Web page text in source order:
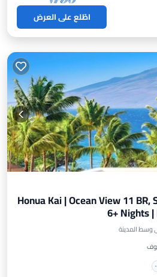
اطّلع على العرض
Honua Kai | Ocean View 11
6+ Nights
مطبخ
إنترنت